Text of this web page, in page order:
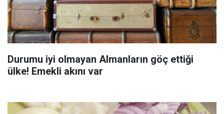
Durumu iyi olmayan Almanların göç ettiği
ülke! Emekli akını var